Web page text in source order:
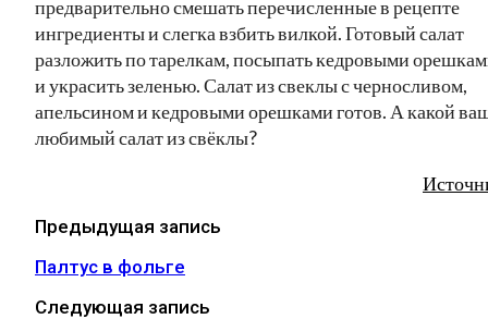
предварительно смешать перечисленные в рецепте
ингредиенты и слегка взбить вилкой. Готовый салат
разложить по тарелкам, посыпать кедровыми
и украсить зеленью. Салат из свеклы с черносливом,
апельсином и кедровыми орешками готов. А какой
любимый салат из свёклы?
Предыдущая запись
Палтус в фольге
Следующая запись